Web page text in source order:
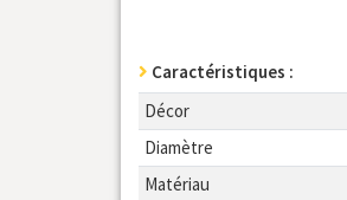
Caractéristiques :
Décor
Diamètre
Matériau